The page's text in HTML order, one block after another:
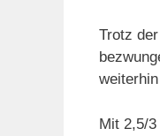
Trotz
Mit 2,5/